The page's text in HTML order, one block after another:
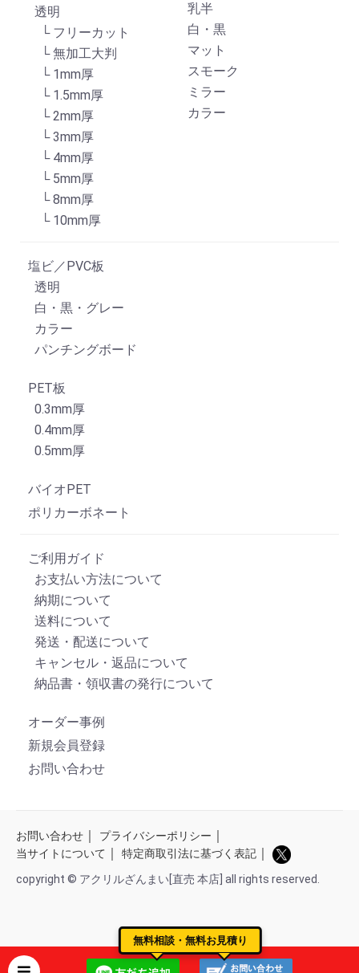
無料相談・無料お見積り
透明
└ フリーカット
└ 無加工大判
└ 1mm厚
└ 1.5mm厚
└ 2mm厚
└ 3mm厚
└ 4mm厚
└ 5mm厚
└ 8mm厚
└ 10mm厚
乳半
白・黒
マット
スモーク
ミラー
カラー
塩ビ／PVC板
透明
白・黒・グレー
カラー
パンチングボード
PET板
0.3mm厚
0.4mm厚
0.5mm厚
バイオPET
ポリカーボネート
ご利用ガイド
お支払い方法について
納期について
送料について
発送・配送について
キャンセル・返品について
納品書・領収書の発行について
オーダー事例
新規会員登録
お問い合わせ
お問い合わせ ｜ プライバシーポリシー ｜
当サイトについて ｜ 特定商取引法に基づく表記 ｜
copyright © アクリルざんまい[直売 本店] all rights reserved.